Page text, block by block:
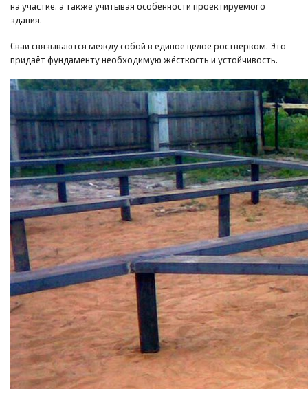
на участке, а также учитывая особенности проектируемого
здания.
Сваи связываются между собой в единое целое ростверком. Это
придаёт фундаменту необходимую жёсткость и устойчивость.